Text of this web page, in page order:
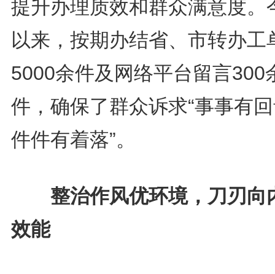
提升办理质效和群众满意度。
以来，按期办结省、市转办工
5000余件及网络平台留言300
件，确保了群众诉求“事事有
件件有着落”。
整治作风优环境，刀刃向
效能